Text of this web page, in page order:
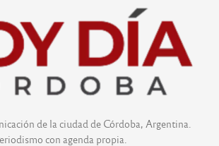
de la ciudad de Córdoba, Argentina.
con agenda propia.